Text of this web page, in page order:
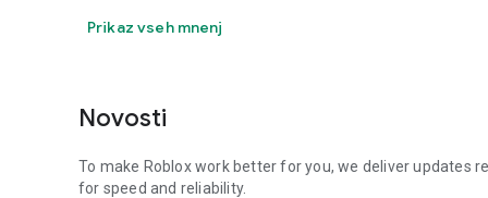
Prikaz vseh mnenj
Novosti
To make Roblox work better for you, we deliver updates
for speed and reliability.